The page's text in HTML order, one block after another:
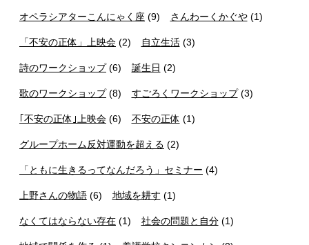
オペラシアターこんにゃく座 (9) さんわーくかぐや(1)
「不安の正体」上映会 (2) 自立生活(3)
詩のワークショップ(6) 誕生日 (2)
歌のワークショップ(8) すごろくワークショップ(3)
｢不安の正体｣上映会 (6) 不安の正体 (1)
グループホーム反対運動を超える (2)
「ともに生きるってなんだろう」セミナー (4)
上野さんの物語 (6) 地域を耕す (1)
なくてはならない存在 (1) 社会の問題と自分(1)